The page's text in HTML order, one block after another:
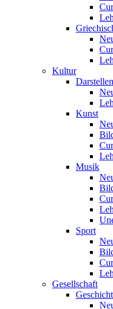
Kultur
Kunst
Musik
Sport
Gesellschaft